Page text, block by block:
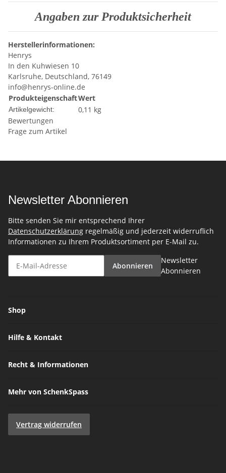
Angaben zur Produktsicherheit
Herstellerinformationen:
Henrys
In den Kuhwiesen 10
Karlsruhe, Deutschland, 76149
info@henrys-online.de
ProdukteigenschaftWert
Artikelgewicht: 0,11 kg
Bewertungen
Frage zum Artikel
Newsletter Abonnieren
Bitte senden Sie mir entsprechend Ihrer
Datenschutzerklärung regelmäßig und jederzeit widerruflich
Informationen zu Ihrem Produktsortiment per E-Mail zu.
Abonnieren
Newsletter
Abonnieren
Shop
Hilfe & Kontakt
Recht & Informationen
Mehr von SchenkSpass
Vertrag widerrufen